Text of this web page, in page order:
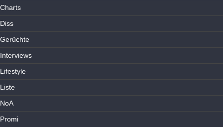
Charts
Diss
Gerüchte
Interviews
Lifestyle
Liste
NoA
Promi